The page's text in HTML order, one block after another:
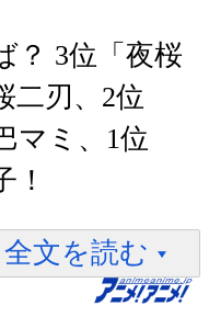
？ 3位「夜桜
二刃、2位
マミ、1位
全文を読む